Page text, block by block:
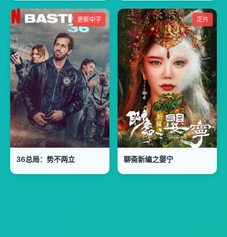
更新中字
36总局：势不两立
正片
聊斋新编之婴宁